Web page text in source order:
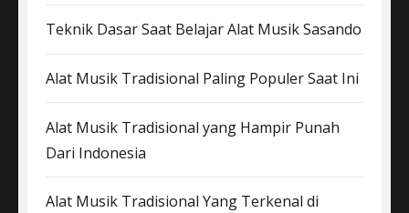
Teknik Dasar Saat Belajar Alat Musik Sasando
Alat Musik Tradisional Paling Populer Saat Ini
Alat Musik Tradisional yang Hampir Punah
Dari Indonesia
Alat Musik Tradisional Yang Terkenal di